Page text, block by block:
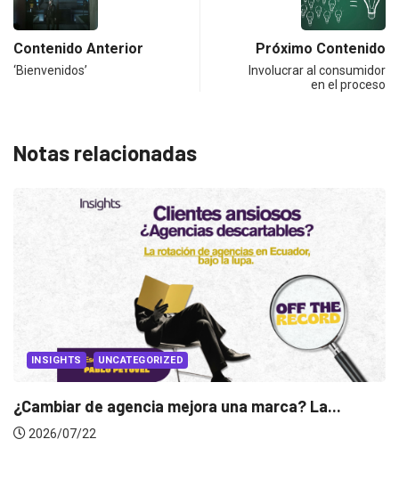
Contenido Anterior
‘Bienvenidos’
Próximo Contenido
Involucrar al consumidor
en el proceso
Notas relacionadas
una marca? La... INSIGHTS